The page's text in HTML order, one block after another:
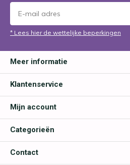
* Lees hier de wettelijke beperkingen
Meer informatie
Klantenservice
Mijn account
Categorieën
Contact